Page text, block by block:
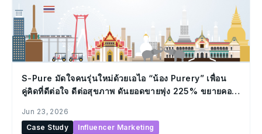
S-Pure มัดใจคนรุ่นใหม่ด้วยเอไอ “น้อง Purery” เพื่อน
คู่คิดที่ดีต่อใจ ดีต่อสุขภาพ ดันยอดขายพุ่ง 225% ขยายคอม
Jun 23, 2026
Case Study
Influencer Marketing